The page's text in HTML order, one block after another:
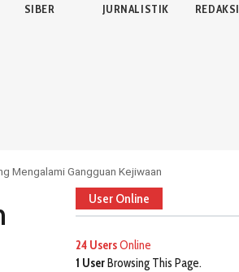
SIBER
JURNALISTIK
REDAKSI
Mengalami Gangguan Kejiwaan
User Online
24 UsersOnline
1 UserBrowsing This Page.